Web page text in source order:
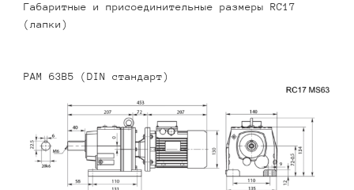
Габаритные и присоединительные размеры RC17
(лапки)
PAM 63B5 (DIN стандарт)